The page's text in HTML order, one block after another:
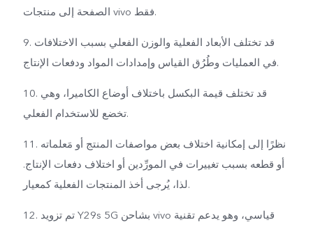
الصفحة إلى منتجات vivo فقط.
9. قد تختلف الأبعاد الفعلية والوزن الفعلي بسبب الاختلافات
في العمليات وطُرُق القياس وإمدادات المواد ودفعات الإنتاج.
10. قد تختلف قيمة البكسل باختلاف أوضاع الكاميرا، وهي
تخضع للاستخدام الفعلي.
11. نظرًا إلى إمكانية اختلاف بعض مواصفات المنتج أو مَعلماته
أو قطعه بسبب تغييرات في المورِّدين أو اختلاف دفعات الإنتاج.
لذا، يُرجى أخذ المنتجات الفعلية كمعيار.
12. تم تزويد Y29s 5G بشاحن vivo قياسي، وهو يدعم تقنية